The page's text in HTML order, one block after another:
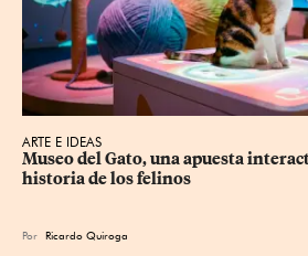
ARTE E IDEAS
Museo del Gato, una apuesta
historia de los felinos
Por Ricardo Quiroga